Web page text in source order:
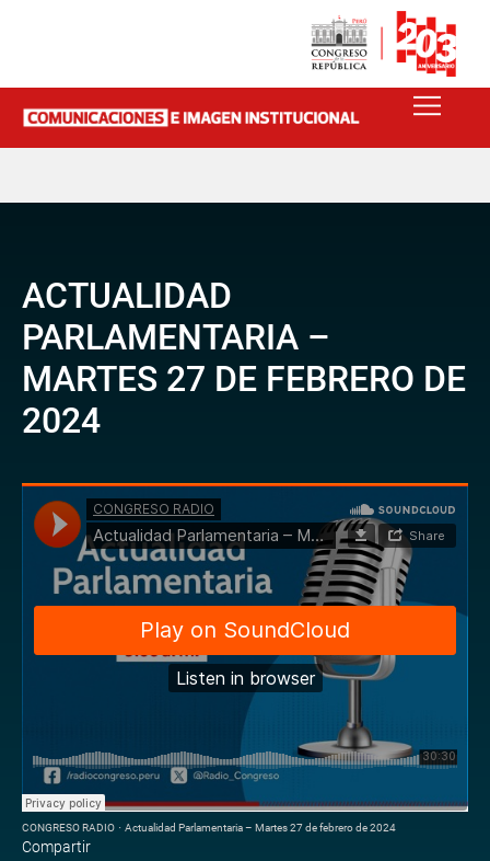
ACTUALIDAD
PARLAMENTARIA –
MARTES 27 DE FEBRERO DE
2024
CONGRESO RADIO · Actualidad Parlamentaria – Martes 27 de febrero de 2024
Compartir